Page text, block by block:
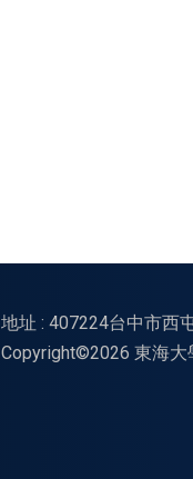
地址 : 407224台中市西
Copyright©2026 東海大